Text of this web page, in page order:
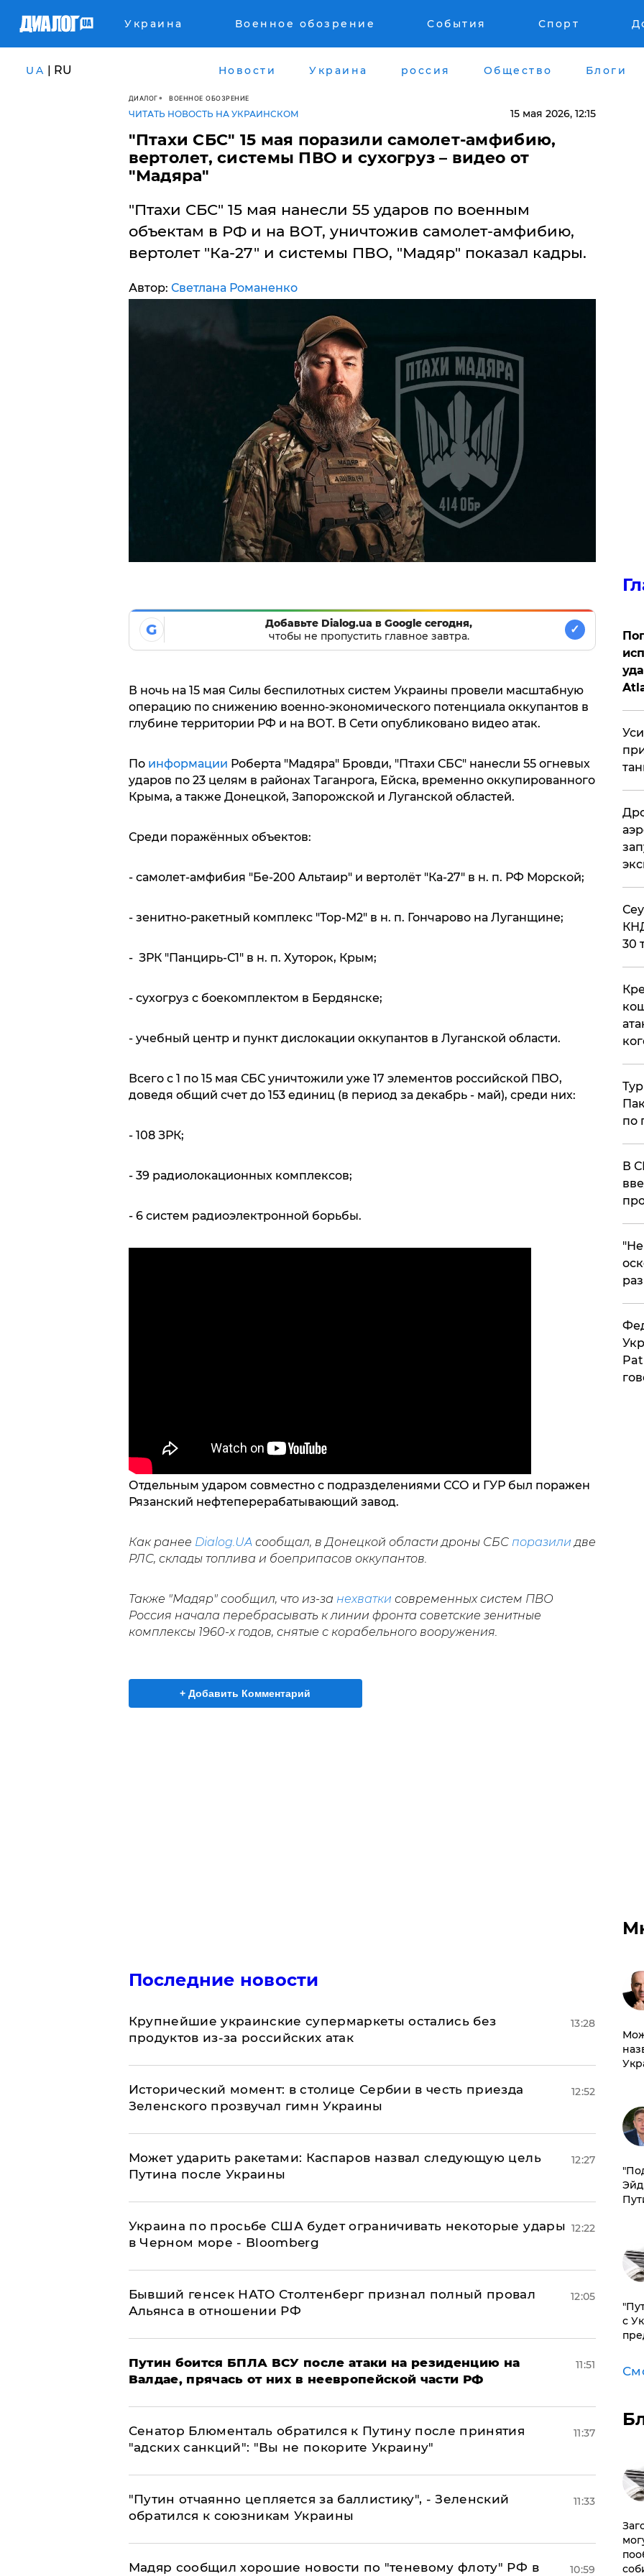
Украина Военное обозрение События Спорт
UA | RU Новости Украина россия Общество Блоги
ДИАЛОГ ВОЕННОЕ ОБОЗРЕНИЕ
ЧИТАТЬ НОВОСТЬ НА УКРАИНСКОМ 15 мая 2026, 12:15
"Птахи СБС" 15 мая поразили самолет-амфибию,
вертолет, системы ПВО и сухогруз – видео от
"Мадяра"
"Птахи СБС" 15 мая нанесли 55 ударов по военным
объектам в РФ и на ВОТ, уничтожив самолет-амфибию,
вертолет "Ка-27" и системы ПВО, "Мадяр" показал кадры.
Автор: Светлана Романенко
G
Добавьте Dialog.ua в Google сегодня,
чтобы не пропустить главное завтра.
✓
В ночь на 15 мая Силы беспилотных систем Украины провели масштабную
операцию по снижению военно-экономического потенциала оккупантов в
глубине территории РФ и на ВОТ. В Сети опубликовано видео атак.
Поинформации Роберта "Мадяра" Бровди, "Птахи СБС" нанесли 55 огневых
ударов по 23 целям в районах Таганрога, Ейска, временно оккупированного
Крыма, а также Донецкой, Запорожской и Луганской областей.
Среди поражённых объектов:
- самолет-амфибия "Бе-200 Альтаир" и вертолёт "Ка-27" в н. п. РФ Морской;
- зенитно-ракетный комплекс "Тор-М2" в н. п. Гончарово на Луганщине;
- ЗРК "Панцирь-С1" в н. п. Хуторок, Крым;
- сухогруз с боекомплектом в Бердянске;
- учебный центр и пункт дислокации оккупантов в Луганской области.
Всего с 1 по 15 мая СБС уничтожили уже 17 элементов российской ПВО,
доведя общий счет до 153 единиц (в период за декабрь - май), среди них:
- 108 ЗРК;
- 39 радиолокационных комплексов;
- 6 систем радиоэлектронной борьбы.
Отдельным ударом совместно с подразделениями ССО и ГУР был поражен
Рязанский нефтеперерабатывающий завод.
Как ранее Dialog.UAсообщал, в Донецкой области дроны СБС поразили две
РЛС, склады топлива и боеприпасов оккупантов.
Также "Мадяр" сообщил, что из-за нехватки современных систем ПВО
Россия начала перебрасывать к линии фронта советские зенитные
комплексы 1960-х годов, снятые с корабельного вооружения.
+ Добавить Комментарий
Последние новости
Крупнейшие украинские супермаркеты остались без
продуктов из-за российских атак
13:28
Исторический момент: в столице Сербии в честь приезда
Зеленского прозвучал гимн Украины
12:52
Может ударить ракетами: Каспаров назвал следующую цель
Путина после Украины
12:27
Украина по просьбе США будет ограничивать некоторые удары
в Черном море - Bloomberg
12:22
Бывший генсек НАТО Столтенберг признал полный провал
Альянса в отношении РФ
12:05
Путин боится БПЛА ВСУ после атаки на резиденцию на
Валдае, прячась от них в неевропейской части РФ
11:51
Сенатор Блюменталь обратился к Путину после принятия
"адских санкций": "Вы не покорите Украину"
11:37
"Путин отчаянно цепляется за баллистику", - Зеленский
обратился к союзникам Украины
11:33
Мадяр сообщил хорошие новости по "теневому флоту" РФ в 10:59
30
по
В
с